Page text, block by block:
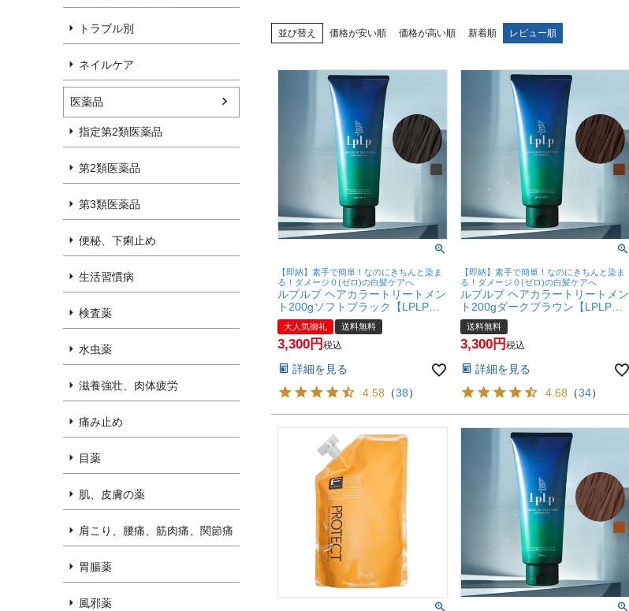
トラブル別
ネイルケア
医薬品
指定第2類医薬品
第2類医薬品
第3類医薬品
便秘、下痢止め
生活習慣病
検査薬
水虫薬
滋養強壮、肉体疲労
痛み止め
目薬
肌、皮膚の薬
肩こり、腰痛、筋肉痛、関節痛
胃腸薬
風邪薬
並び替え 価格が安い順 価格が高い順 新着順 レビュー順
【即納】素手で簡単！なのにきちんと染ま
る！ダメージ０(ゼロ)の白髪ケアへ
ルプルプ ヘアカラートリートメン
ト200gソフトブラック【LPLP正
規販売店/白髪染め/無添加/染毛
料】【宅配便送料無料】
大人気御礼 送料無料
3,300 税込
詳細を見る
4.58 （38）
【即納】素手で簡単！なのにきちんと染ま
る！ダメージ０(ゼロ)の白髪ケアへ
ルプルプ ヘアカラートリートメン
ト200gダークブラウン【LPLP正
規販売店/白髪染め/無添加/染毛
料】【宅配便送料無料】
送料無料
3,300 税込
詳細を見る
4.68 （34）